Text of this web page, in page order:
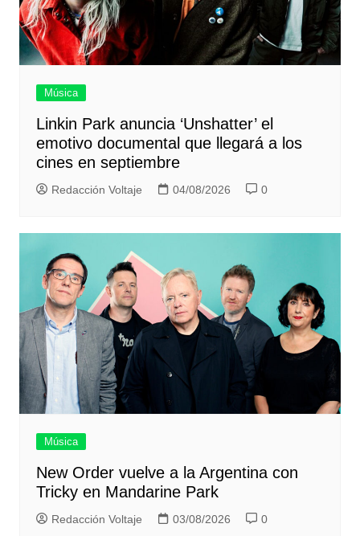
Música
Linkin Park anuncia ‘Unshatter’ el
emotivo documental que llegará a los
cines en septiembre
Redacción Voltaje 04/08/2026 0
Música
New Order vuelve a la Argentina con
Tricky en Mandarine Park
Redacción Voltaje 03/08/2026 0